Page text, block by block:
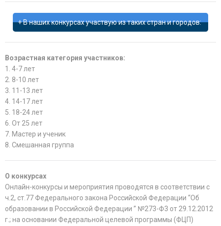
В наших конкурсах участвую из таких стран и городов:
Возрастная категория участников:
1. 4-7 лет
2. 8-10 лет
3. 11-13 лет
4. 14-17 лет
5. 18-24 лет
6. От 25 лет
7. Мастер и ученик
8. Смешанная группа
О конкурсах
Онлайн-конкурсы и мероприятия проводятся в соответствии с
ч.2, ст.77 Федерального закона Российской Федерации “Об
образовании в Российской Федерации ” №273-Ф3 от 29.12.2012
г.; на основании Федеральной целевой программы (ФЦП)